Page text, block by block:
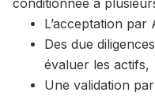
L’acceptation par
Des due
évaluer les actifs,
Une validation